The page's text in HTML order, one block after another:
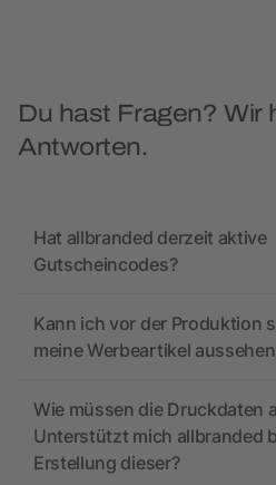
Du hast Fragen? Wir
Antworten.
Hat allbranded derzeit aktive
Gutscheincodes?
Kann ich vor der Produktion
meine Werbeartikel
Wie müssen die Druckdaten
Unterstützt mich allbranded
Erstellung dieser?